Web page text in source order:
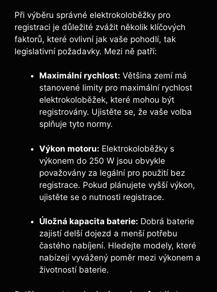
Při výběru správné elektrokoloběžky pro
registraci je důležité zvážit několik klíčových
faktorů, které ovlivní jak vaše pohodlí, tak
legislativní požadavky. Mezi ně patří:
Maximální rychlost: Většina zemí má
stanovené limity pro maximální rychlost
elektrokoloběžek, které mohou být
registrovány. Ujistěte se, že vaše volba
splňuje tyto normy.
Výkon motoru: Elektrokoloběžky s
výkonem do 250 W jsou obvykle
považovány za legální pro použití bez
registrace. Pokud plánujete vyšší výkon,
ujistěte se o nutnosti registrace.
Úložná kapacita baterie: Dobrá baterie
zajistí delší dojezd a menší potřebu
častého nabíjení. Hledejte modely, které
nabízejí vyvážený poměr mezi výkonem a
životností baterie.